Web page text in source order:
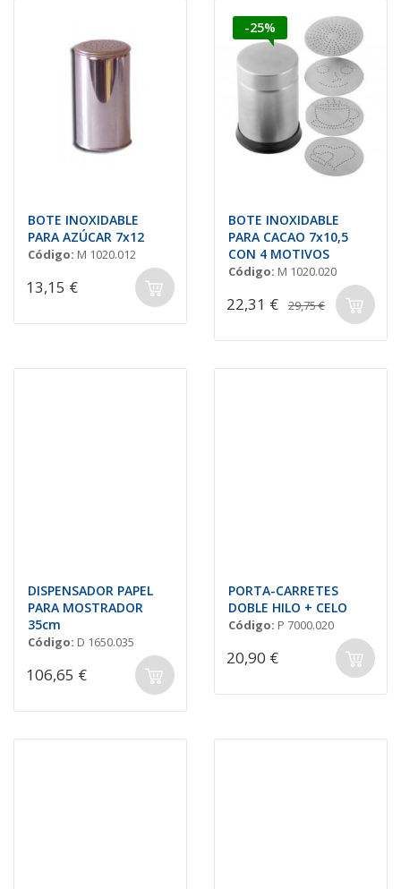
BOTE INOXIDABLE
PARA AZÚCAR 7x12
Código: M 1020.012
13,15 €
-25%
BOTE INOXIDABLE
PARA CACAO 7x10,5
CON 4 MOTIVOS
Código: M 1020.020
22,31 € 29,75 €
DISPENSADOR PAPEL
PARA MOSTRADOR
35cm
Código: D 1650.035
106,65 €
PORTA-CARRETES
DOBLE HILO + CELO
Código: P 7000.020
20,90 €